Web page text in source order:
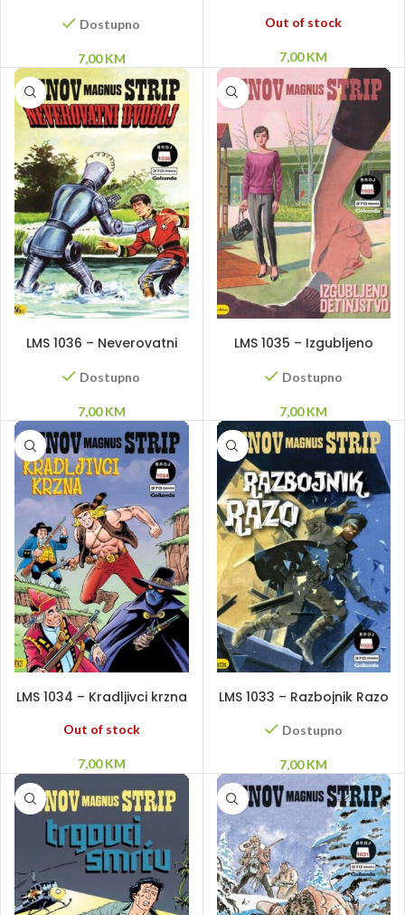
Dostupno
7,00KM
Out of stock
7,00KM
LMS 1036 – Neverovatni
Dostupno
7,00KM
LMS 1035 – Izgubljeno
Dostupno
7,00KM
LMS 1034 – Kradljivci krzna
Out of stock
7,00KM
LMS 1033 – Razbojnik Razo
Dostupno
7,00KM